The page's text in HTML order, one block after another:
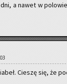
a nawet w
Cie­szę się, że